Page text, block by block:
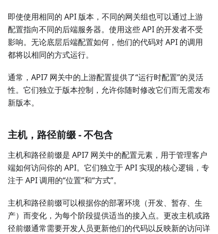
即使使用相同的 API 版本，不同的网关组也可以通过上游
配置指向不同的后端服务器。使用这些 API 的开发者不受
影响。无论底层后端配置如何，他们的代码对 API 的调用
都将以相同的方式运行。
通常，API7 网关中的上游配置提供了“运行时配置”的灵活
性。它们独立于版本控制，允许你随时修改它们而无需发布
新版本。
主机，路径前缀 - 不包含
主机和路径前缀是 API7 网关中的配置元素，用于管理客户
端如何访问你的 API。它们独立于 API 实现的核心逻辑，专
注于 API 调用的“位置”和“方式”。
主机和路径前缀可以根据你的部署环境（开发、暂存、生
产）而变化，为每个阶段提供适当的接入点。更改主机或路
径前缀通常需要开发人员更新他们的代码以反映新的访问详